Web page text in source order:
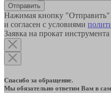
Отправить
Нажимая кнопку "Отправить"
и согласен с условиями
Заявка на прокат инструмента
Спасибо за обращение.
Мы обязательно ответим Вам в